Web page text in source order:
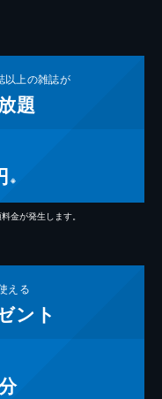
以上の雑誌が
題
※
金が発生します。
える
ント